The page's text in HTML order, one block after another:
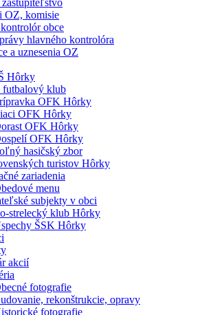
zastupiteľstvo
OZ, komisie
obce
hlavného kontrolóra
a uznesenia OZ
Hôrky
futbalový klub
OFK Hôrky
OFK Hôrky
OFK Hôrky
OFK Hôrky
hasičský zbor
turistov Hôrky
zariadenia
menu
subjekty v obci
strelecký klub Hôrky
ŠSK Hôrky
akcií
fotografie
rekonštrukcie, opravy
fotografie